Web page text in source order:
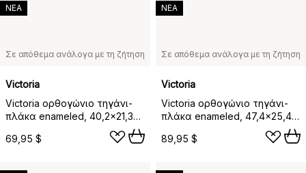
Σε απόθεμα ανάλογα με τη ζήτηση
Victoria
Victoria ορθογώνιο τηγάνι-
πλάκα enameled, 40,2x21,3
69,95 $
ΝΕΑ
Σε απόθεμα ανάλογα με τη ζήτηση
Victoria
Victoria ορθογώνιο τηγάνι-
πλάκα enameled, 47,4x25,4
89,95 $
ΝΕΑ